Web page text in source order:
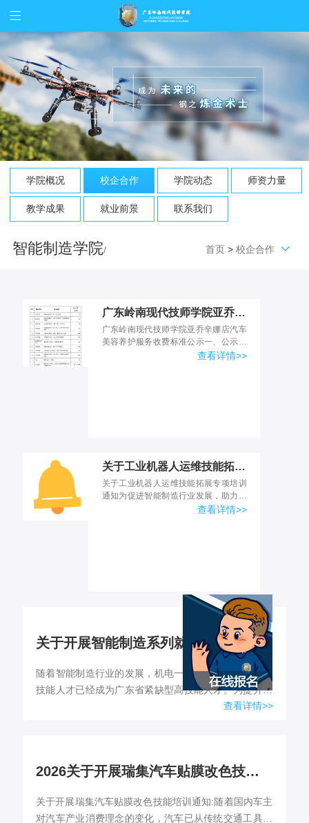
学院概况 校企合作 学院动态 师资力量
教学成果 就业前景 联系我们
智能制造学院/ 首页 >校企合作
广东岭南现代技师学院亚乔辛娜店汽车美容养护 服务收费标准公示
广东岭南现代技师学院亚乔辛娜店汽车
美容养护服务收费标准公示一、公示说
明为深化产教融合、落实我校与广州亚
查看详情>>
关于工业机器人运维技能拓展专项培训通知
关于工业机器人运维技能拓展专项培训
通知为促进智能制造行业发展，助力学
员实现高质量就业，本培训旨在培养能
查看详情>>
关于开展智能制造系列就业实战课程培训通知
随着智能制造行业的发展，机电一体化和新能源汽车高
技能人才已经成为广东省紧缺型高技能人才。为提升智
能制造产业人才岗位技能标准，促进智能制造相关产业
查看详情>>
2026关于开展瑞集汽车贴膜改色技能培训班通知
关于开展瑞集汽车贴膜改色技能培训通知:随着国内车主
对汽车产业消费理念的变化，汽车已从传统交通工具成